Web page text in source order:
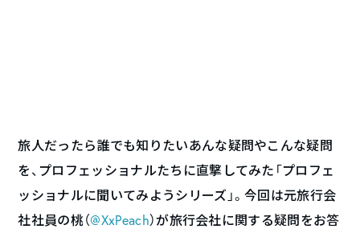
旅人だったら誰でも知りたいあんな疑問やこんな疑問
を、プロフェッショナルたちに直撃してみた「プロフェ
ッショナルに聞いてみようシリーズ」。今回は元旅行会
社社員の桃（@XxPeach）が旅行会社に関する疑問をお答